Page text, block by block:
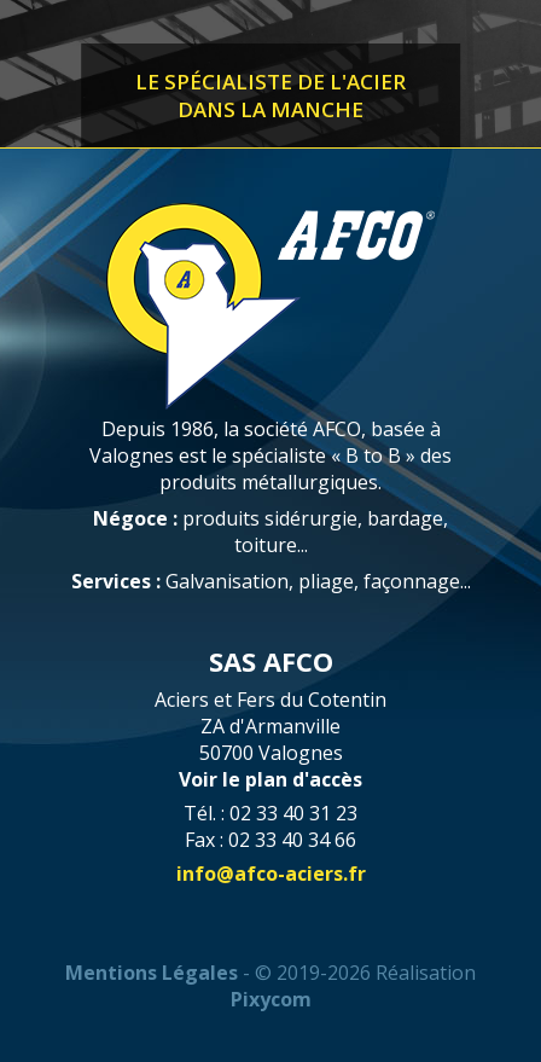
LE SPÉCIALISTE DE L'ACIER
DANS LA MANCHE
Depuis 1986, la société AFCO, basée à
Valognes est le spécialiste « B to B » des
produits métallurgiques.
Négoce : produits sidérurgie, bardage,
toiture...
Services :Galvanisation, pliage, façonnage...
SAS AFCO
Aciers et Fers du Cotentin
ZA d'Armanville
50700 Valognes
Voir le plan d'accès
Tél. : 02 33 40 31 23
Fax : 02 33 40 34 66
info@afco-aciers.fr
Mentions Légales - © 2019-2026 Réalisation
Pixycom